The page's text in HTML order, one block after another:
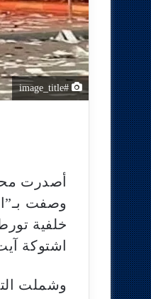
#image_title
وصفت
خلفية
اشتوكة
وشملت